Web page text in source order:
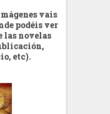
vais
podéis ver
las novelas
etc).